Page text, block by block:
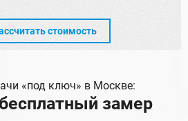
стоимость
«под ключ» в Москве:
замер